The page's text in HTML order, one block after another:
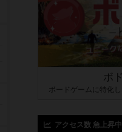
ボ
ボードゲームに特化
アクセス数 急上昇中